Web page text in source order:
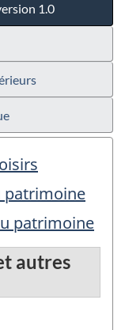
1.0
patrimoine
patrimoine
autres